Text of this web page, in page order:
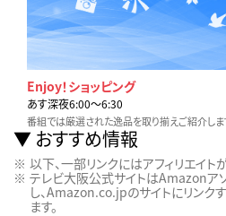
Enjoy！ショッピング
あす深夜6:00〜6:30
番組では厳選された逸品を取り揃えご紹介しま
おすすめ情報
以下、一部リンクにはアフィリエイト
テレビ大阪公式サイトはAmazonア
し、Amazon.co.jpのサイトにリンク
ます。